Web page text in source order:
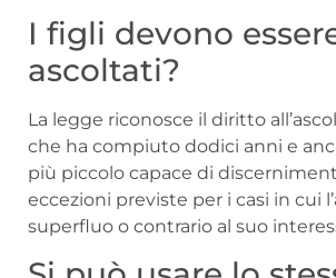
I figli devono
ascoltati?
La legge riconosce il diritto
che ha compiuto dodici anni e
più piccolo capace di
eccezioni previste per i casi in cui
superfluo o contrario al suo